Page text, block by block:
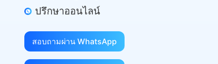
ปรึกษาออนไลน์
สอบถามผ่าน WhatsApp